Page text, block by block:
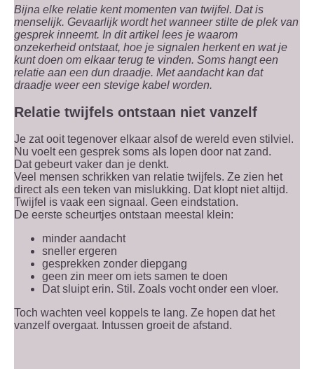
Bijna elke relatie kent momenten van twijfel. Dat is
menselijk. Gevaarlijk wordt het wanneer stilte de plek van
gesprek inneemt. In dit artikel lees je waarom
onzekerheid ontstaat, hoe je signalen herkent en wat je
kunt doen om elkaar terug te vinden. Soms hangt een
relatie aan een dun draadje. Met aandacht kan dat
draadje weer een stevige kabel worden.
Relatie twijfels ontstaan niet vanzelf
Je zat ooit tegenover elkaar alsof de wereld even stilviel.
Nu voelt een gesprek soms als lopen door nat zand.
Dat gebeurt vaker dan je denkt.
Veel mensen schrikken van relatie twijfels. Ze zien het
direct als een teken van mislukking. Dat klopt niet altijd.
Twijfel is vaak een signaal. Geen eindstation.
De eerste scheurtjes ontstaan meestal klein:
minder aandacht
sneller ergeren
gesprekken zonder diepgang
geen zin meer om iets samen te doen
Dat sluipt erin. Stil. Zoals vocht onder een vloer.
Toch wachten veel koppels te lang. Ze hopen dat het
vanzelf overgaat. Intussen groeit de afstand.